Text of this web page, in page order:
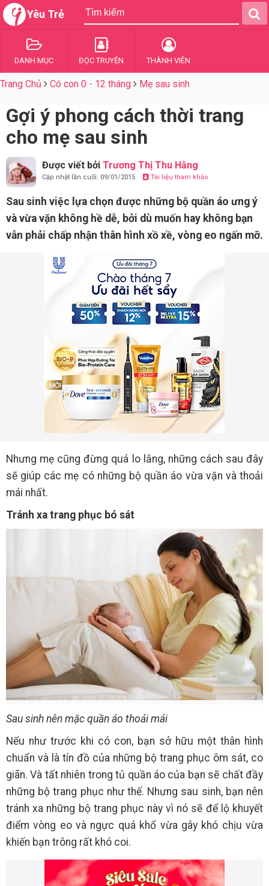
Yêu Trẻ
DANH MỤC ĐỌC TRUYỆN THÀNH VIÊN
Trang Chủ Có con 0 - 12 tháng Mẹ sau sinh
Gợi ý phong cách thời trang
cho mẹ sau sinh
Được viết bởi Trương Thị Thu Hằng
Cập nhật lần cuối: 09/01/2015 Tài liệu tham khảo
Sau sinh việc lựa chọn được những bộ quần áo ưng ý
và vừa vặn không hề dễ, bởi dù muốn hay không bạn
vẫn phải chấp nhận thân hình xồ xề, vòng eo ngấn mỡ.
Nhưng mẹ cũng đừng quá lo lắng, những cách sau đây
sẽ giúp các mẹ có những bộ quần áo vừa vặn và thoải
mái nhất.
Tránh xa trang phục bó sát
Sau sinh nên mặc quần áo thoải mái
Nếu như trước khi có con, bạn sở hữu một thân hình
chuẩn và là tín đồ của những bộ trang phục ôm sát, co
giãn. Và tất nhiên trong tủ quần áo của bạn sẽ chất đầy
những bộ trang phục như thế. Nhưng sau sinh, bạn nên
tránh xa những bộ trang phục này vì nó sẽ để lộ khuyết
điểm vòng eo và ngực quá khổ vừa gây khó chịu vừa
khiến bạn trông rất khó coi.